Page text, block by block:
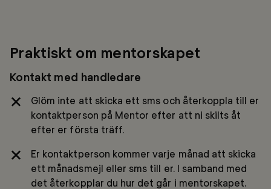
Praktiskt om mentorskapet
Kontakt med handledare
Glöm inte att skicka ett sms och återkoppla till er
kontaktperson på Mentor efter att ni skilts åt
efter er första träff.
Er kontaktperson kommer varje månad att skicka
ett månadsmejl eller sms till er. I samband med
det återkopplar du hur det går i mentorskapet.